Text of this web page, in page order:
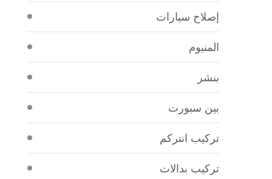
إصلاح سيارات
المنيوم
بنشر
بين سبورت
تركيب انتركم
تركيب بدالات